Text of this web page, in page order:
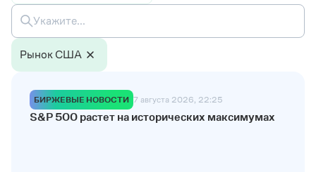
Рынок США
БИРЖЕВЫЕ НОВОСТИ 7 августа 2026, 22:25
S&P 500 растет на исторических максимумах